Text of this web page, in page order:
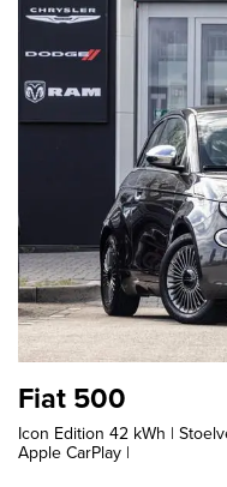
Fiat 500
Icon Edition 42 kWh |
Apple CarPlay |